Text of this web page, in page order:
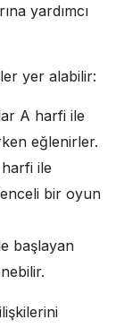
yardımcı
yer alabilir:
A harfi ile
eğlenirler.
ile
bir oyun
başlayan